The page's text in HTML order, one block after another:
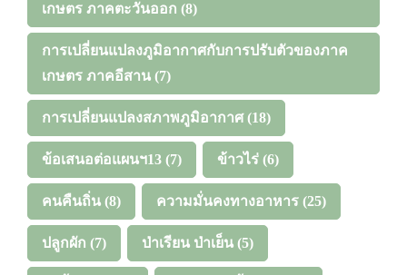
เกษตร ภาคตะวันออก (8)
การเปลี่ยนแปลงภูมิอากาศกับการปรับตัวของภาค
เกษตร ภาคอีสาน (7)
การเปลี่ยนแปลงสภาพภูมิอากาศ(18)
ข้อเสนอต่อแผนฯ13 (7) ข้าวไร่ (6)
คนคืนถิ่น (8) ความมั่นคงทางอาหาร (25)
ปลูกผัก (7) ป่าเรียน ป่าเย็น (5)